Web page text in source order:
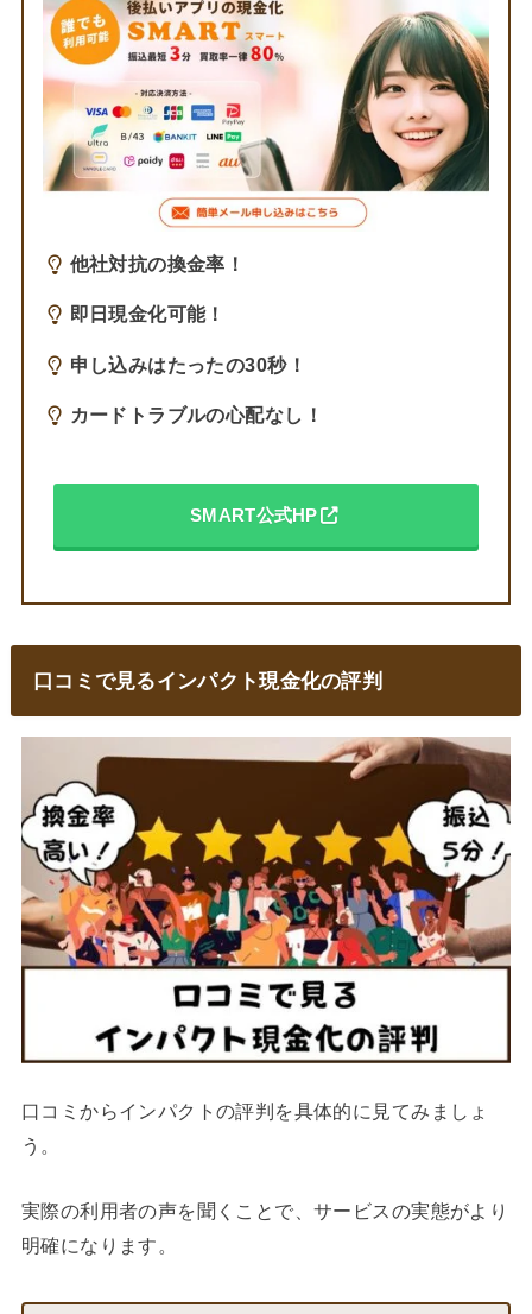
他社対抗の換金率！
即日現金化可能！
申し込みはたったの30秒！
カードトラブルの心配なし！
SMART公式HP
口コミで見るインパクト現金化の評判
口コミからインパクトの評判を具体的に見てみましょ
う。
実際の利用者の声を聞くことで、サービスの実態がより
明確になります。